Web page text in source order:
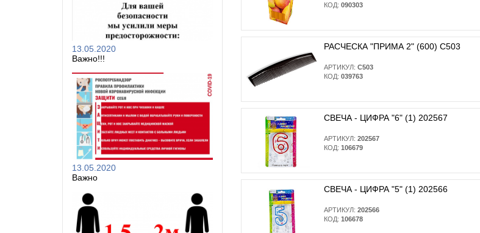
13.05.2020
Важно!!!
13.05.2020
Важно
КОД: 090303
РАСЧЕСКА "ПРИМА 2" (600) С503
АРТИКУЛ: С503
КОД: 039763
СВЕЧА - ЦИФРА "6" (1) 202567
АРТИКУЛ: 202567
КОД: 106679
СВЕЧА - ЦИФРА "5" (1) 202566
АРТИКУЛ: 202566
КОД: 106678